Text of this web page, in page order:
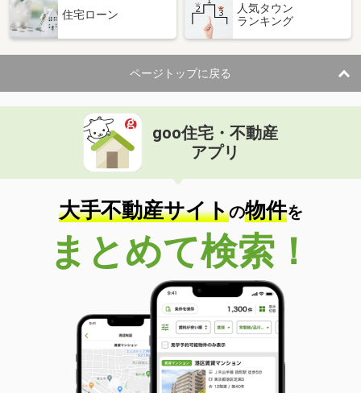
住宅ローン
人気タウン
ランキング
ページトップに戻る
goo住宅・不動産
アプリ
大手不動産サイトの物件を
まとめて検索！